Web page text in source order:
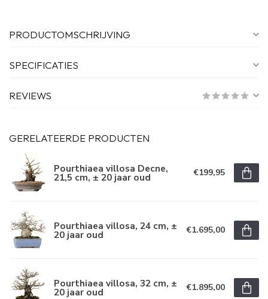
PRODUCTOMSCHRIJVING
SPECIFICATIES
REVIEWS
GERELATEERDE PRODUCTEN
Pourthiaea villosa Decne,
21,5 cm, ± 20 jaar oud €199,95
Pourthiaea villosa, 24 cm, ±
20 jaar oud €1.695,00
Pourthiaea villosa, 32 cm, ±
20 jaar oud €1.895,00